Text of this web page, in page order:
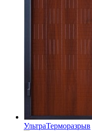
УльтраТерморазрыв